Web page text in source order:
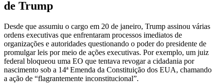
de Trump
Desde que assumiu o cargo em 20 de janeiro, Trump assinou várias
ordens executivas que enfrentaram processos imediatos de
organizações e autoridades questionando o poder do presidente de
promulgar leis por meio de ações executivas. Por exemplo, um juiz
federal bloqueou uma EO que tentava revogar a cidadania por
nascimento sob a 14ª Emenda da Constituição dos EUA, chamando
a ação de “flagrantemente inconstitucional”.